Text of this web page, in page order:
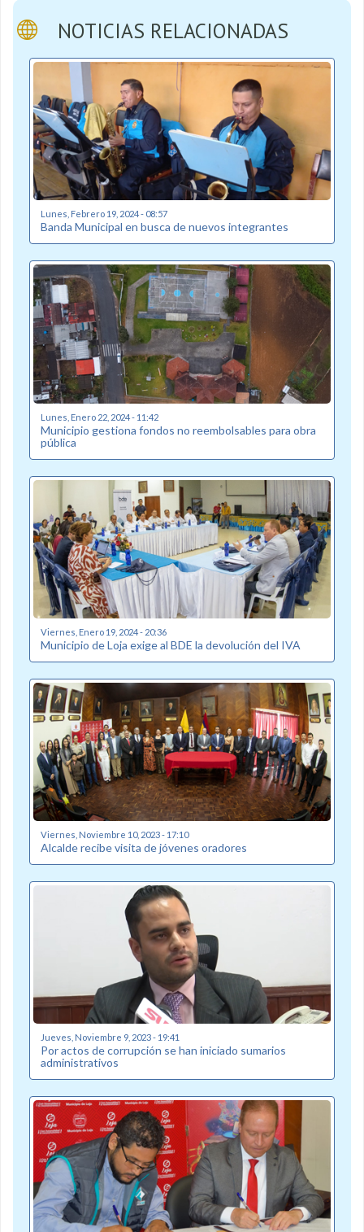
NOTICIAS RELACIONADAS
Lunes, Febrero 19, 2024 - 08:57
Banda Municipal en busca de nuevos integrantes
Lunes, Enero 22, 2024 - 11:42
Municipio gestiona fondos no reembolsables para obra
pública
Viernes, Enero 19, 2024 - 20:36
Municipio de Loja exige al BDE la devolución del IVA
Viernes, Noviembre 10, 2023 - 17:10
Alcalde recibe visita de jóvenes oradores
Jueves, Noviembre 9, 2023 - 19:41
Por actos de corrupción se han iniciado sumarios
administrativos